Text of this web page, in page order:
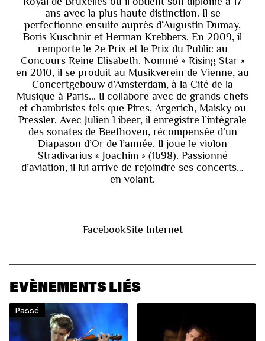
ans avec la plus haute distinction. Il se
perfectionne ensuite auprès d’Augustin Dumay,
Boris Kuschnir et Herman Krebbers. En 2009, il
remporte le 2e Prix et le Prix du Public au
Concours Reine Elisabeth. Nommé « Rising Star »
en 2010, il se produit au Musikverein de Vienne, au
Concertgebouw d’Amsterdam, à la Cité de la
Musique à Paris... Il collabore avec de grands chefs
et chambristes tels que Pires, Argerich, Maisky ou
Pressler. Avec Julien Libeer, il enregistre l’intégrale
des sonates de Beethoven, récompensée d’un
Diapason d’Or de l’année. Il joue le violon
Stradivarius « Joachim » (1698). Passionné
d’aviation, il lui arrive de rejoindre ses concerts…
en volant.
FacebookSite Internet
EVÈNEMENTS LIÉS
Passé